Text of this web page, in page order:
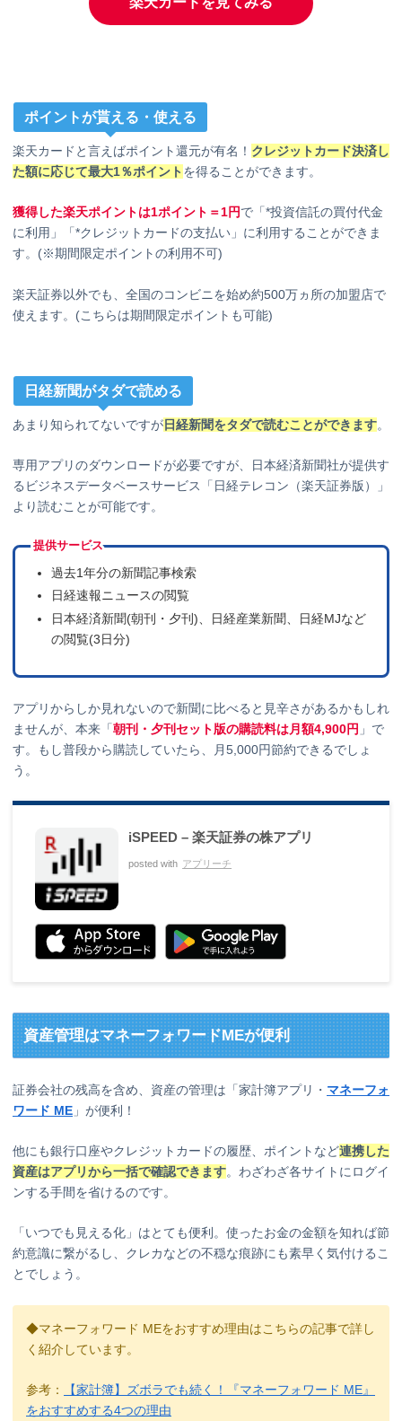
ポイントが貰える・使える
楽天カードと言えばポイント還元が有名！ クレジットカード決済し
た額に応じて最大1％ポイント を得ることができます。
獲得した楽天ポイントは1ポイント＝1円で「*投資信託の買付代金
に利用」「*クレジットカードの支払い」に利用することができま
す。(※期間限定ポイントの利用不可)
楽天証券以外でも、全国のコンビニを始め約500万ヵ所の加盟店で
使えます。(こちらは期間限定ポイントも可能)
日経新聞がタダで読める
あまり知られてないですが日経新聞をタダで読むことができます。
専用アプリのダウンロードが必要ですが、日本経済新聞社が提供す
るビジネスデータベースサービス「日経テレコン（楽天証券版）」
より読むことが可能です。
提供サービス
過去1年分の新聞記事検索
日経速報ニュースの閲覧
日本経済新聞(朝刊・夕刊)、日経産業新聞、日経MJなど
の閲覧(3日分)
アプリからしか見れないので新聞に比べると見辛さがあるかもしれ
ませんが、本来「朝刊・夕刊セット版の購読料は月額4,900円 」で
す。もし普段から購読していたら、月5,000円節約できるでしょ
う。
iSPEED – 楽天証券の株アプリ
posted with アプリーチ
資産管理はマネーフォワードMEが便利
証券会社の残高を含め、資産の管理は「家計簿アプリ・ マネーフォ
ワード ME 」が便利！
他にも銀行口座やクレジットカードの履歴、ポイントなど連携した
資産はアプリから一括で確認できます。わざわざ各サイトにログイ
ンする手間を省けるのです。
「いつでも見える化」はとても便利。使ったお金の金額を知れば節
約意識に繋がるし、クレカなどの不穏な痕跡にも素早く気付けるこ
とでしょう。
◆マネーフォワード MEをおすすめ理由はこちらの記事で詳し
く紹介しています。
参考：
【家計簿】ズボラでも続く！『マネーフォワード ME』
をおすすめする4つの理由